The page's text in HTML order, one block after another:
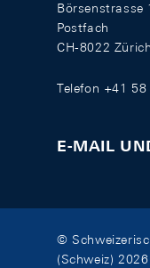
Börsenstrasse
Postfach
CH-8022 Zürich
Telefon +41
E-MAIL
©
(Schweiz) 2026